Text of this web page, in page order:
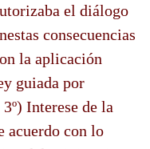
el diálogo
consecuencias
la aplicación
guiada por
Interese de la
acuerdo con lo